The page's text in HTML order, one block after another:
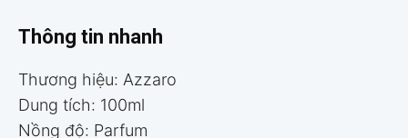
Thông tin nhanh
Thương hiệu: Azzaro
Dung tích: 100ml
Nồng độ: Parfum